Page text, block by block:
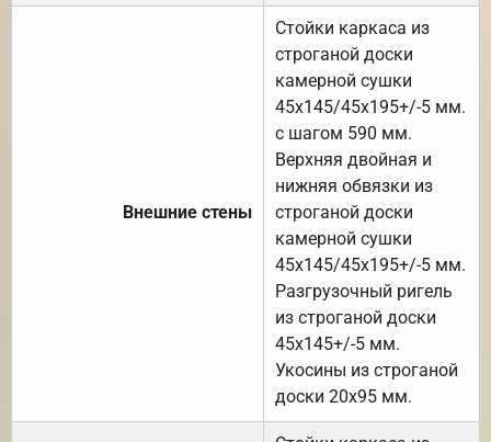
Внешние стены
Стойки каркаса из
строганой доски
камерной сушки
45х145/45х195+/-5 мм.
с шагом 590 мм.
Верхняя двойная и
нижняя обвязки из
строганой доски
камерной сушки
45х145/45х195+/-5 мм.
Разгрузочный ригель
из строганой доски
45х145+/-5 мм.
Укосины из строганой
доски 20х95 мм.